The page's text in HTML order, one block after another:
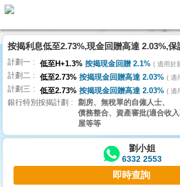
理
主
頁
搵
樓/
交
業
主
按揭利息低至2.73%,現金回贈高達 2.03%,保
計劃一 低至H+1.3% 按揭現金回贈 2.1% 適用於
計劃二 低至2.73% 按揭現金回贈高達 2.03% 適
計劃三 低至2.73% 按揭現金回贈高達 2.03% 適
銀行特別按揭計劃
劏房、無稅單的自僱人士、
債務整合、資產審批(適合收
屋等等
劉小姐
6332 2553
即時查詢